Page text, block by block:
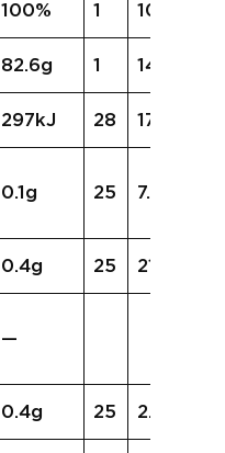
100% 1 100%
82.6g 1 14.3g
297kJ 28 1788kJ
0.1g 25 7.6g
0.4g 25 21.7g
—
0.4g 25 2.4g